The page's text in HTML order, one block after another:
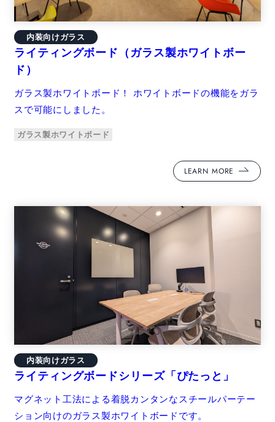
ライティングボード（ガラス製ホワイトボー
ド）
内装向けガラス
ガラス製ホワイトボード！ ホワイトボードの機能をガラ
スで可能にしました。
ガラス製ホワイトボード
LEARN MORE
ライティングボードシリーズ「ぴたっと」
内装向けガラス
マグネット工法による着脱カンタンなスチールパーテー
ション向けのガラス製ホワイトボードです。